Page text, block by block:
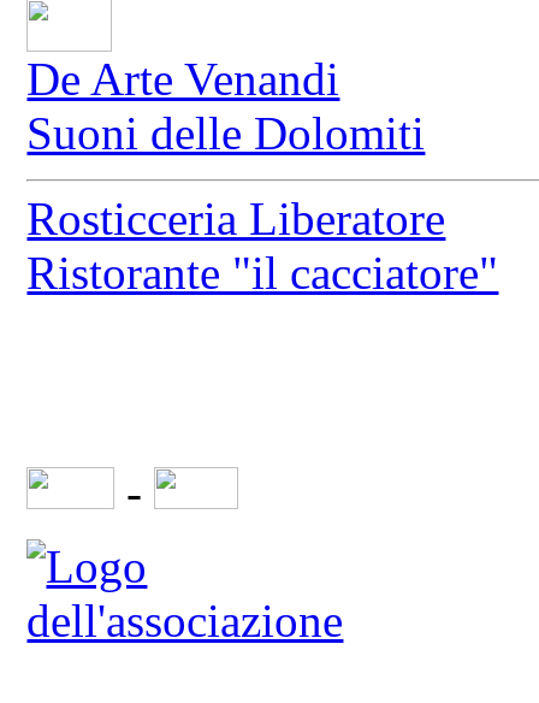
De Arte Venandi
Suoni delle Dolomiti
Rosticceria Liberatore
Ristorante "il cacciatore"
-